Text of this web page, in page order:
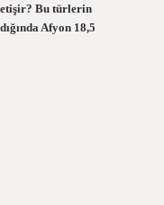
Bu türlerin
Afyon 18,5